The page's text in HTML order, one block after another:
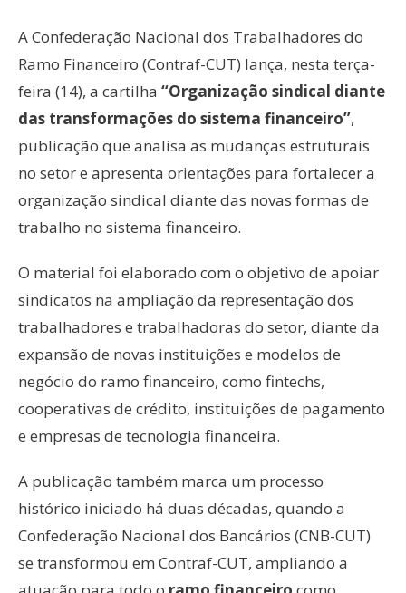
A Confederação Nacional dos Trabalhadores do
Ramo Financeiro (Contraf-CUT) lança, nesta terça-
feira (14), a cartilha “Organização sindical diante
das transformações do sistema financeiro”,
publicação que analisa as mudanças estruturais
no setor e apresenta orientações para fortalecer a
organização sindical diante das novas formas de
trabalho no sistema financeiro.
O material foi elaborado com o objetivo de apoiar
sindicatos na ampliação da representação dos
trabalhadores e trabalhadoras do setor, diante da
expansão de novas instituições e modelos de
negócio do ramo financeiro, como fintechs,
cooperativas de crédito, instituições de pagamento
e empresas de tecnologia financeira.
A publicação também marca um processo
histórico iniciado há duas décadas, quando a
Confederação Nacional dos Bancários (CNB-CUT)
se transformou em Contraf-CUT, ampliando a